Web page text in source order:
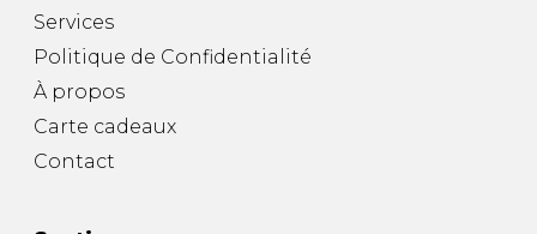
Services
Politique de Confidentialité
À propos
Carte cadeaux
Contact